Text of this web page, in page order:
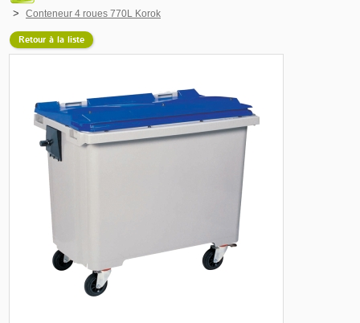
Conteneur 4 roues 770L Korok
Retour à la liste